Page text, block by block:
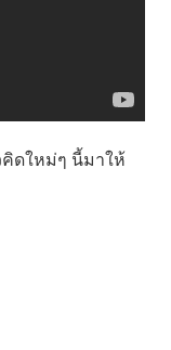
ดใหม่ๆ นี้มาให้